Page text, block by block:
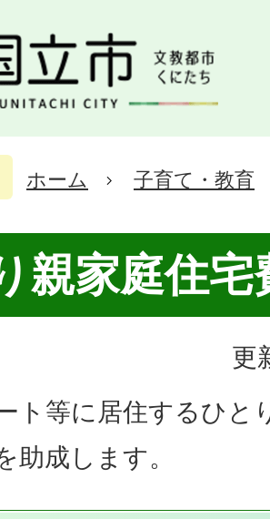
ホーム 子育て・教育
親家庭住宅
更
ト等に居住するひと
助成します。